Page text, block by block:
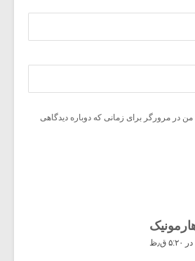
من در مرورگر برای زمانی که دوباره دیدگاهی